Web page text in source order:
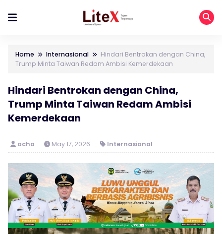
Home Internasional
Hindari Bentrokan dengan China,
Trump Minta Taiwan Redam Ambisi Kemerdekaan
Hindari Bentrokan dengan China,
Trump Minta Taiwan Redam Ambisi
Kemerdekaan
ocha May 17, 2026 Internasional